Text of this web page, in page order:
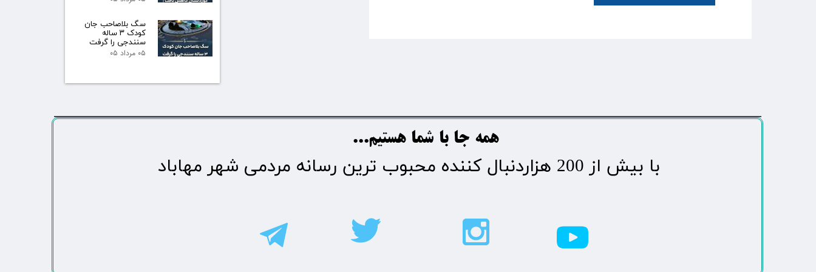
سگ بلاصاحب جان
کودک ۳ ساله
سنندجی را گرفت
۰۵ مرداد ۰۵
​​​همه جا با شما هستیم...​​​​​​​​​​​​​​
​با بیش از 200 هزاردنبال کننده محبوب ترین رسانه مردمی شهر مهاباد​​​​​​​​​​​​​​